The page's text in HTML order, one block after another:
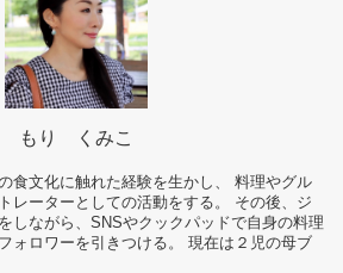
もり くみこ
食文化に触れた経験を生かし、 料理やグル
レーターとしての活動をする。 その後、ジ
しながら、SNSやクックパッドで自身の料理
ォロワーを引きつける。 現在は２児の母ブ